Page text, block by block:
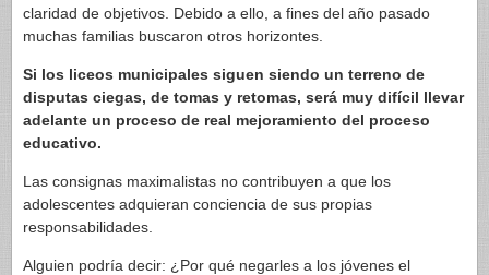
claridad de objetivos. Debido a ello, a fines del año pasado
muchas familias buscaron otros horizontes.
Si los liceos municipales siguen siendo un terreno de
disputas ciegas, de tomas y retomas, será muy difícil llevar
adelante un proceso de real mejoramiento del proceso
educativo.
Las consignas maximalistas no contribuyen a que los
adolescentes adquieran conciencia de sus propias
responsabilidades.
Alguien podría decir: ¿Por qué negarles a los jóvenes el